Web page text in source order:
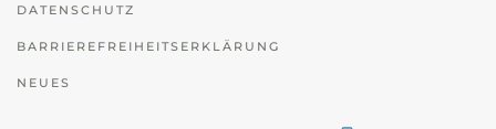
DATENSCHUTZ
BARRIEREFREIHEITSERKLÄRUNG
NEUES